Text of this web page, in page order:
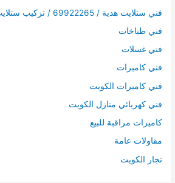
فني ستلايت هدية / 69922265 / تركيب ستلايت أبو حليفة
فني طباخات
فني غسلات
فني كاميرات
فني كاميرات الكويت
فني كهربائي منازل الكويت
كاميرات مراقبة للبيع
مقاولات عامة
نجار الكويت